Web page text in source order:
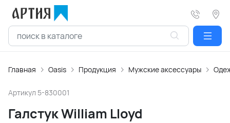
Главная Oasis Продукция Мужские аксессуары
Артикул 5-830001
Галстук William Lloyd